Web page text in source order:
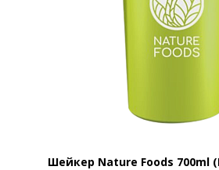
Шейкер Nature Foods 700ml